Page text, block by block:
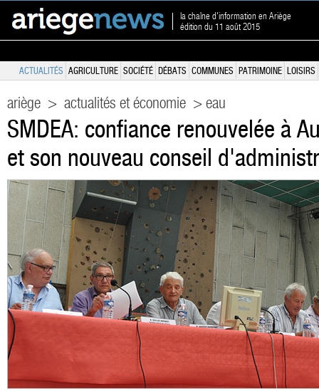
la chaîne d'information en Ariège
édition du 11 août 2015
ACTUALITÉS AGRICULTURE SOCIÉTÉ DÉBATS COMMUNES PATRIMOINE LOISIRS
ariège > actualités et économie > eau
SMDEA: confiance renouvelée à
et son nouveau conseil